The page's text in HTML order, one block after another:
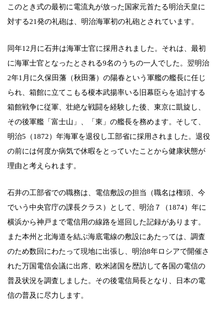
このとき式の最初に電流丸が放った国家元首たる明治天皇に
対する21発の礼砲は、明治海軍初の礼砲とされています。
同年12月に石井は海軍士官に採用されました。それは、最初
に海軍士官となったとされる9名のうちの一人でした。翌明治
2年1月に久保田藩（秋田藩）の陽春という軍艦の艦長に任じ
られ、箱館に立てこもる榎本武揚率いる旧幕臣らを追討する
箱館戦争に従軍、壮絶な戦闘を経験した後、東京に凱旋し、
その後軍艦「富士山」、「東」の艦長を務めます。そして、
明治5（1872）年海軍を退役し工部省に採用されました。退役
の前には何度か病気で休暇をとっていたことから健康状態が
理由と考えられます。
石井の工部省での職務は、電信敷設の担当（職名は権頭、今
でいう中央官庁の課長クラス）として、明治７（1874）年に
横浜から神戸まで電信用の線路を巡回した記録があります。
また本州と北海道を結ぶ海底電線の敷設にあたっては、調査
のため数回にわたって現地に出張し、明治8年ロシアで開催さ
れた万国電信会議に出席、欧米諸国を歴訪して各国の電信の
普及状況を調査しました。その後電信局長となり、日本の電
信の普及に尽力します。